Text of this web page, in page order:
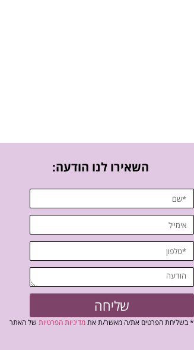
השאירו לנו הודעה:
שליחה
* בשליחת הפרטים את/ה מאשר/ת אתמדיניות הפרטיותשל האתר